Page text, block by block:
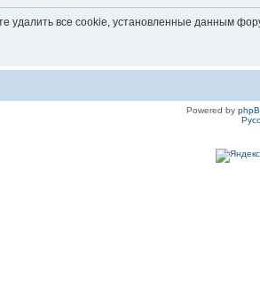
удалить все cookie, установленные данным
Powered by